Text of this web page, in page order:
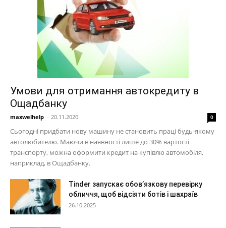
Умови для отримання автокредиту в
Ощадбанку
maxwelhelp - 20.11.2020 0
Сьогодні придбати нову машину не становить праці будь-якому
автолюбителю. Маючи в наявності лише до 30% вартості
транспорту, можна оформити кредит на купівлю автомобіля,
наприклад, в Ощадбанку.
Tinder запускає обов’язкову перевірку
обличчя, щоб відсіяти ботів і шахраїв
26.10.2025